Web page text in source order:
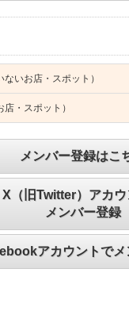
いお店・スポット）
・スポット）
メンバー登録はこ
X（旧Twitter）アカウ
メンバー登録
アカウントでメ